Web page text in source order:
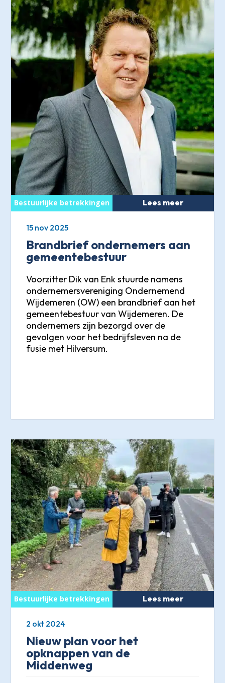
Brandbrief ondernemers aan
gemeentebestuur
Voorzitter Dik van Enk stuurde namens
ondernemersvereniging Ondernemend
Wijdemeren (OW) een brandbrief aan het
gemeentebestuur van Wijdemeren. De
ondernemers zijn bezorgd over de
gevolgen voor het bedrijfsleven na de
fusie met Hilversum.
Lees meer
15 nov 2025
Nieuw plan voor het
opknappen van de
Middenweg
Lees meer
2 okt 2024